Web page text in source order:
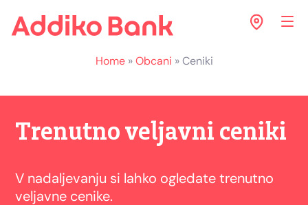
Home»Obcani »Ceniki
Trenutno veljavni ceniki
V nadaljevanju si lahko ogledate trenutno
veljavne cenike.